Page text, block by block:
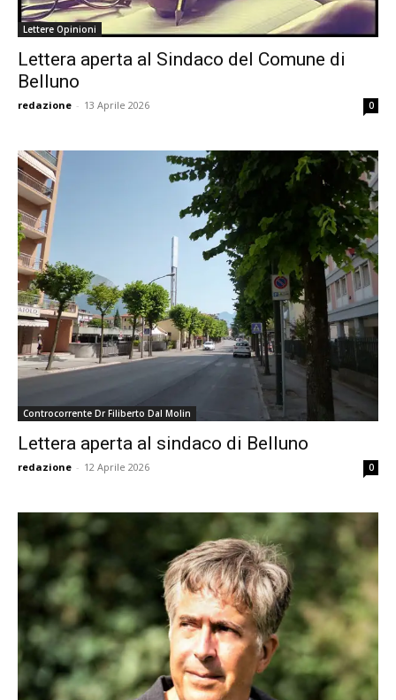
Lettere Opinioni
Lettera aperta al Sindaco del Comune di
Belluno
redazione - 13 Aprile 2026 0
Controcorrente Dr Filiberto Dal Molin
Lettera aperta al sindaco di Belluno
redazione - 12 Aprile 2026 0